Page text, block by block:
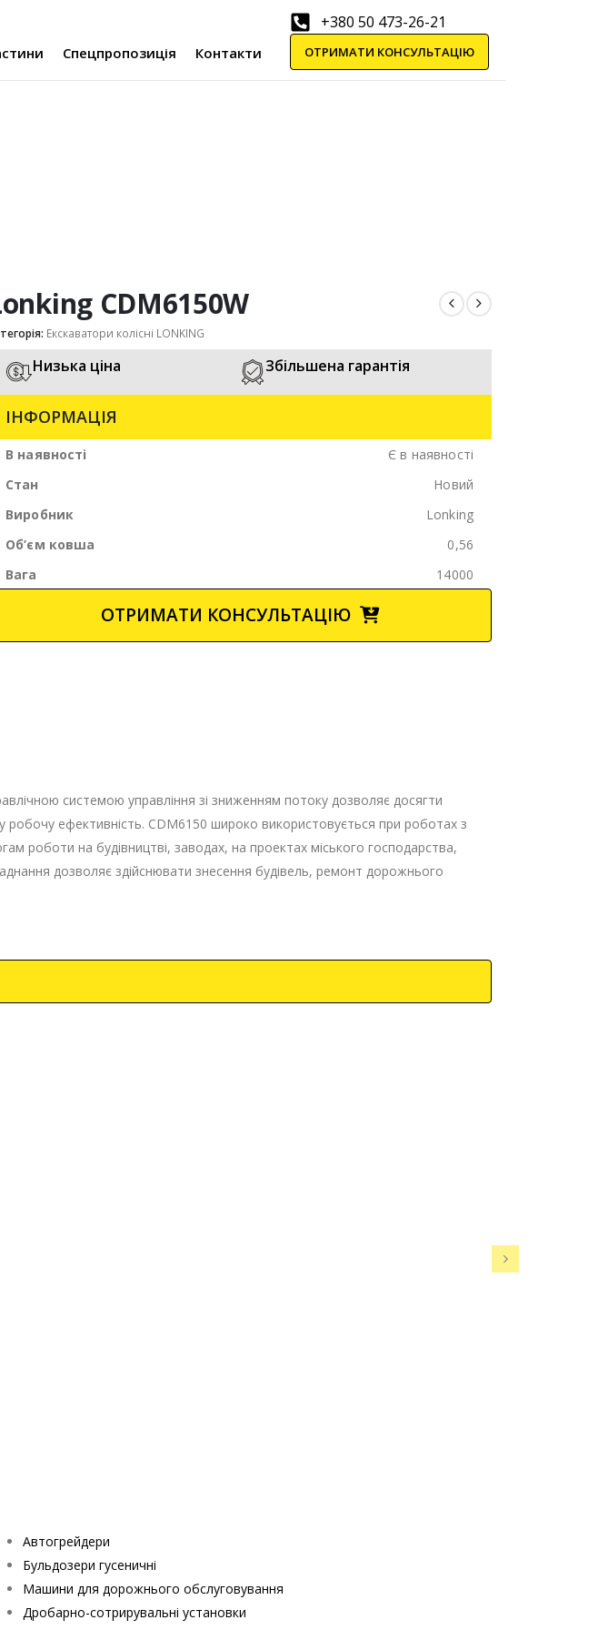
Спецпропозиція Контакти
+380 50 473-26-21
ОТРИМАТИ КОНСУЛЬТАЦІЮ
CDM6150W
Екскаватори колісні LONKING
Низька ціна Збільшена гарантія
ІНФОРМАЦІЯ
В наявності
Є в наявності
Стан
Новий
Виробник
Lonking
Об’єм ковша
0,56
Вага
14000
ОТРИМАТИ КОНСУЛЬТАЦІЮ
системою управління зі зниженням потоку дозволяє досягти
ефективність. CDM6150 широко використовується при роботах з
роботи на будівництві, заводах, на проектах міського господарства,
дозволяє здійснювати знесення будівель, ремонт дорожнього
Автогрейдери
Бульдозери гусеничні
Машини для дорожнього обслуговування
Дробарно-сотрирувальні установки